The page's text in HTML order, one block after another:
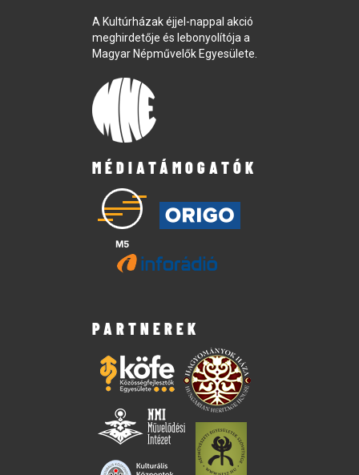
A Kultúrházak éjjel-nappal akció
meghirdetője és lebonyolítója a
Magyar Népművelők Egyesülete.
MÉDIATÁMOGATÓK
PARTNEREK